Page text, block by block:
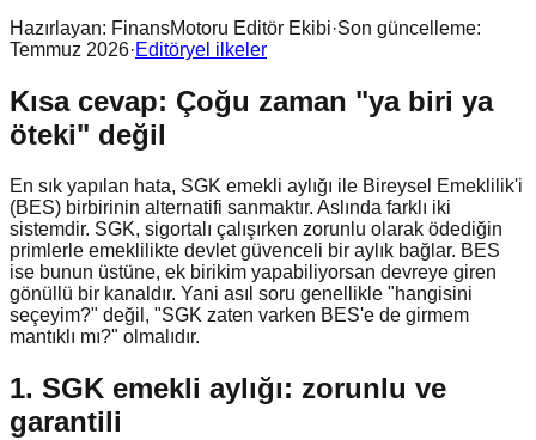
Hazırlayan: FinansMotoru Editör Ekibi·Son güncelleme:
Temmuz 2026·Editöryel ilkeler
Kısa cevap: Çoğu zaman "ya biri ya
öteki" değil
En sık yapılan hata, SGK emekli aylığı ile Bireysel Emeklilik'i
(BES) birbirinin alternatifi sanmaktır. Aslında farklı iki
sistemdir. SGK, sigortalı çalışırken zorunlu olarak ödediğin
primlerle emeklilikte devlet güvenceli bir aylık bağlar. BES
ise bunun üstüne, ek birikim yapabiliyorsan devreye giren
gönüllü bir kanaldır. Yani asıl soru genellikle "hangisini
seçeyim?" değil, "SGK zaten varken BES'e de girmem
mantıklı mı?" olmalıdır.
1. SGK emekli aylığı: zorunlu ve
garantili